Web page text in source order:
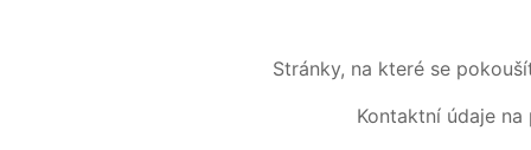
Stránky, na které se
Kontaktní údaje